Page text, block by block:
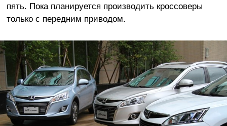
пять. Пока планируется производить кроссоверы
только с передним приводом.